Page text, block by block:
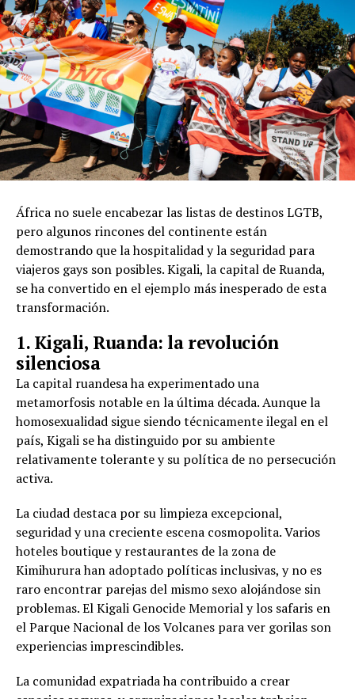
África no suele encabezar las listas de destinos LGTB,
pero algunos rincones del continente están
demostrando que la hospitalidad y la seguridad para
viajeros gays son posibles. Kigali, la capital de Ruanda,
se ha convertido en el ejemplo más inesperado de esta
transformación.
1. Kigali, Ruanda: la revolución
silenciosa
La capital ruandesa ha experimentado una
metamorfosis notable en la última década. Aunque la
homosexualidad sigue siendo técnicamente ilegal en el
país, Kigali se ha distinguido por su ambiente
relativamente tolerante y su política de no persecución
activa.
La ciudad destaca por su limpieza excepcional,
seguridad y una creciente escena cosmopolita. Varios
hoteles boutique y restaurantes de la zona de
Kimihurura han adoptado políticas inclusivas, y no es
raro encontrar parejas del mismo sexo alojándose sin
problemas. El Kigali Genocide Memorial y los safaris en
el Parque Nacional de los Volcanes para ver gorilas son
experiencias imprescindibles.
La comunidad expatriada ha contribuido a crear